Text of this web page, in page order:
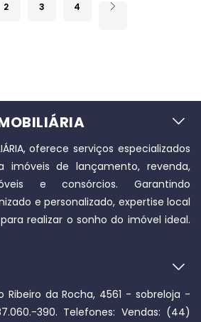
2 3 4
oferece serviços especializados
imóveis de lançamento, revenda,
e consórcios. Garantindo
e personalizado, expertise local
realizar o sonho do imóvel ideal.
Ribeiro da Rocha, 4561 - sobreloja -
390. Telefones: Vendas: (44)